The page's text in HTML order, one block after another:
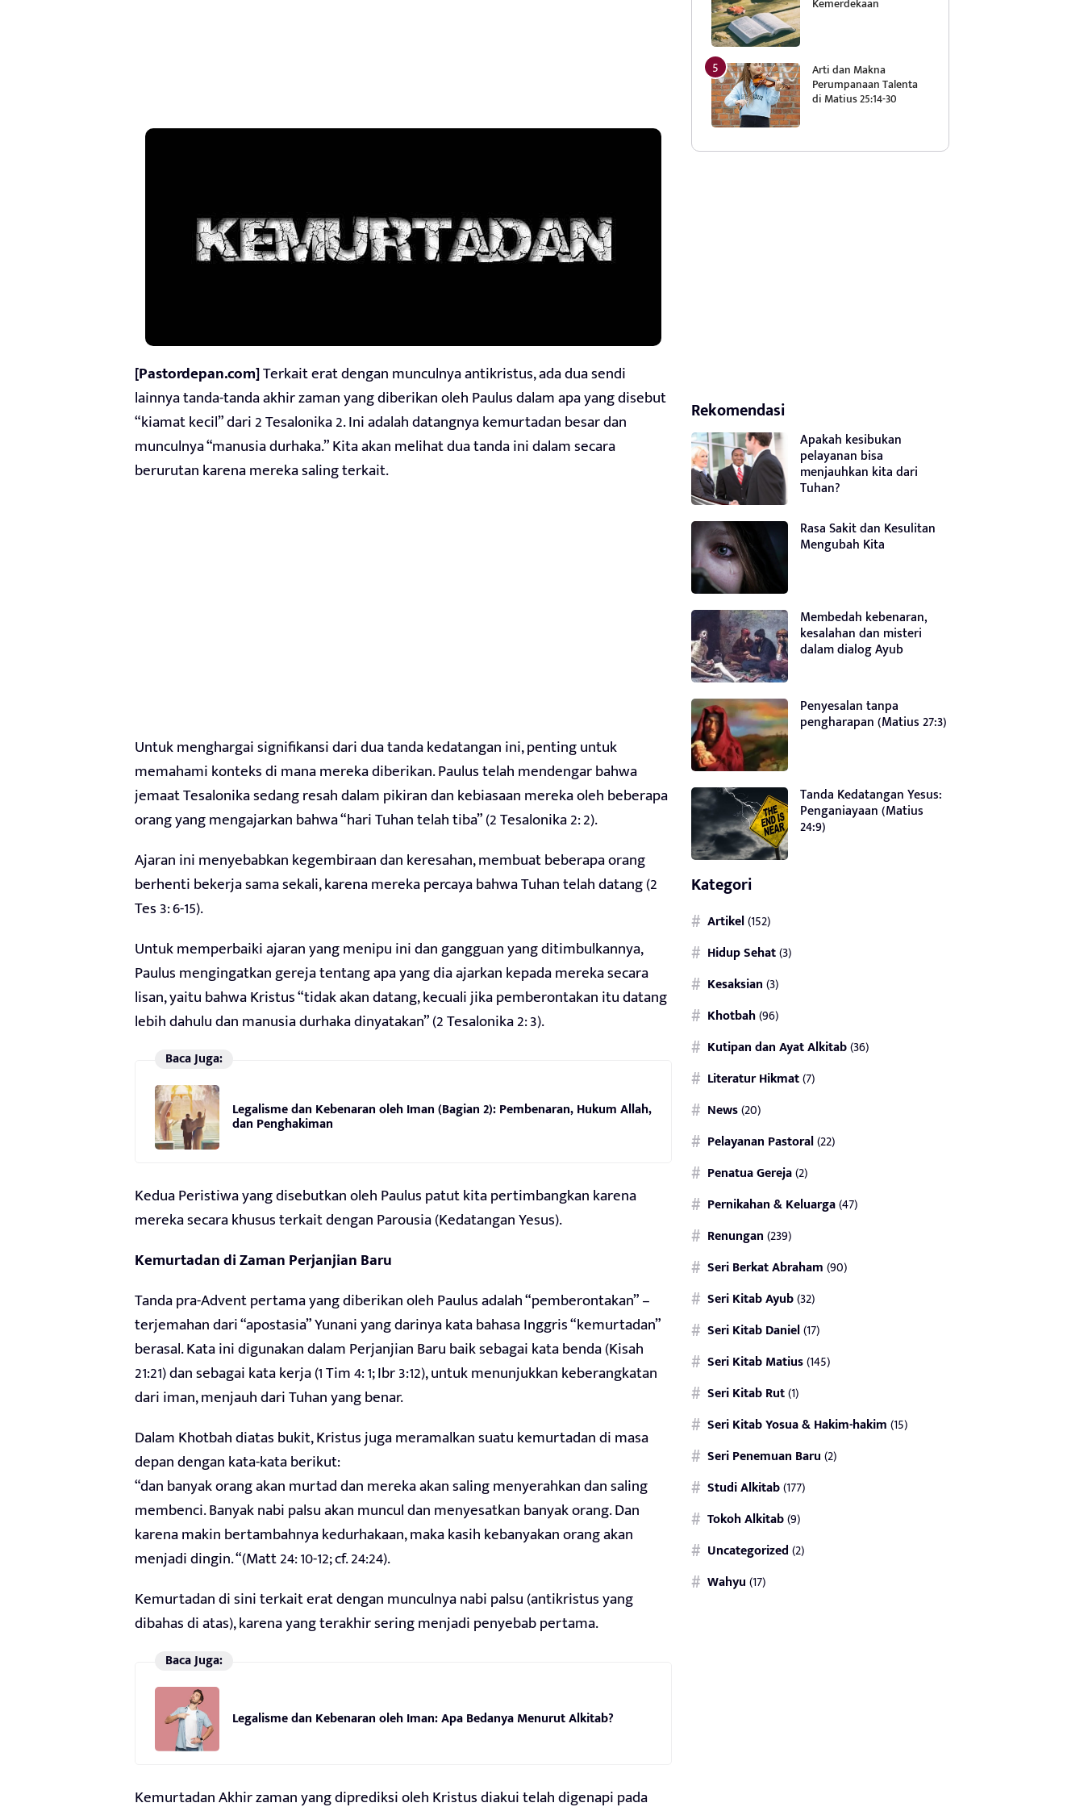
[Pastordepan.com]Terkait erat dengan munculnya antikristus, ada dua sendi
lainnya tanda-tanda akhir zaman yang diberikan oleh Paulus dalam apa yang disebut
“kiamat kecil” dari 2 Tesalonika 2. Ini adalah datangnya kemurtadan besar dan
munculnya “manusia durhaka.” Kita akan melihat dua tanda ini dalam secara
berurutan karena mereka saling terkait.
Untuk menghargai signifikansi dari dua tanda kedatangan ini, penting untuk
memahami konteks di mana mereka diberikan. Paulus telah mendengar bahwa
jemaat Tesalonika sedang resah dalam pikiran dan kebiasaan mereka oleh beberapa
orang yang mengajarkan bahwa “hari Tuhan telah tiba” (2 Tesalonika 2: 2).
Ajaran ini menyebabkan kegembiraan dan keresahan, membuat beberapa orang
berhenti bekerja sama sekali, karena mereka percaya bahwa Tuhan telah datang (2
Tes 3: 6-15).
Untuk memperbaiki ajaran yang menipu ini dan gangguan yang ditimbulkannya,
Paulus mengingatkan gereja tentang apa yang dia ajarkan kepada mereka secara
lisan, yaitu bahwa Kristus “tidak akan datang, kecuali jika pemberontakan itu datang
lebih dahulu dan manusia durhaka dinyatakan” (2 Tesalonika 2: 3).
Baca Juga:
Legalisme dan Kebenaran oleh Iman (Bagian 2): Pembenaran, Hukum Allah,
dan Penghakiman
Kedua Peristiwa yang disebutkan oleh Paulus patut kita pertimbangkan karena
mereka secara khusus terkait dengan Parousia (Kedatangan Yesus).
Kemurtadan di Zaman Perjanjian Baru
Tanda pra-Advent pertama yang diberikan oleh Paulus adalah “pemberontakan” –
terjemahan dari “apostasia” Yunani yang darinya kata bahasa Inggris “kemurtadan”
berasal. Kata ini digunakan dalam Perjanjian Baru baik sebagai kata benda (Kisah
21:21) dan sebagai kata kerja (1 Tim 4: 1; Ibr 3:12), untuk menunjukkan keberangkatan
dari iman, menjauh dari Tuhan yang benar.
Dalam Khotbah diatas bukit, Kristus juga meramalkan suatu kemurtadan di masa
depan dengan kata-kata berikut:
“dan banyak orang akan murtad dan mereka akan saling menyerahkan dan saling
membenci. Banyak nabi palsu akan muncul dan menyesatkan banyak orang. Dan
karena makin bertambahnya kedurhakaan, maka kasih kebanyakan orang akan
menjadi dingin. “(Matt 24: 10-12; cf. 24:24).
Kemurtadan di sini terkait erat dengan munculnya nabi palsu (antikristus yang
dibahas di atas), karena yang terakhir sering menjadi penyebab pertama.
Baca Juga:
Legalisme dan Kebenaran oleh Iman: Apa Bedanya Menurut Alkitab?
Kemurtadan Akhir zaman yang diprediksi oleh Kristus diakui telah digenapi pada
Arti dan Makna
Perumpanaan Talenta
di Matius 25:14-30
Rekomendasi
Apakah kesibukan
pelayanan bisa
menjauhkan kita dari
Tuhan?
Rasa Sakit dan Kesulitan
Mengubah Kita
Membedah kebenaran,
kesalahan dan misteri
dalam dialog Ayub
Penyesalan tanpa
pengharapan (Matius 27:3)
Tanda Kedatangan Yesus:
Penganiayaan (Matius
24:9)
Kategori
Artikel(152)
Hidup Sehat(3)
Kesaksian(3)
Khotbah(96)
Kutipan dan Ayat Alkitab(36)
Literatur Hikmat(7)
News(20)
Pelayanan Pastoral(22)
Penatua Gereja(2)
Pernikahan & Keluarga(47)
Renungan(239)
Seri Berkat Abraham(90)
Seri Kitab Ayub(32)
Seri Kitab Daniel(17)
Seri Kitab Matius(145)
Seri Kitab Rut(1)
Seri Kitab Yosua & Hakim-hakim(15)
Seri Penemuan Baru(2)
Studi Alkitab(177)
Tokoh Alkitab(9)
Uncategorized(2)
Wahyu(17)